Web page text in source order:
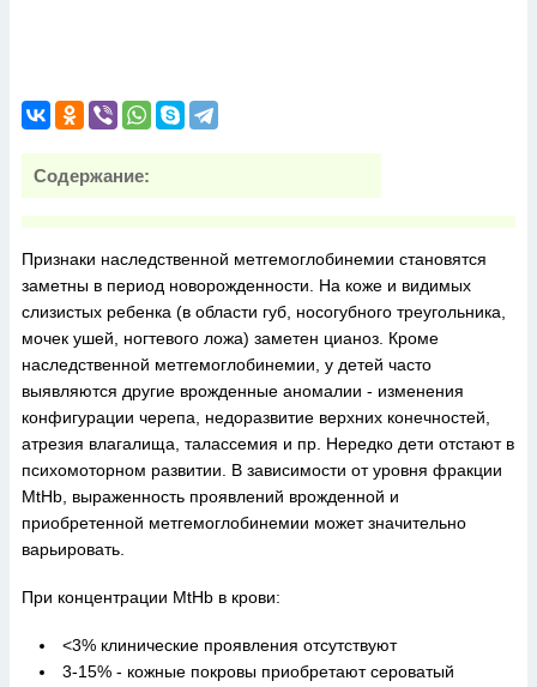
Содержание:
Признаки наследственной метгемоглобинемии становятся
заметны в период новорожденности. На коже и видимых
слизистых ребенка (в области губ, носогубного треугольника,
мочек ушей, ногтевого ложа) заметен цианоз. Кроме
наследственной метгемоглобинемии, у детей часто
выявляются другие врожденные аномалии - изменения
конфигурации черепа, недоразвитие верхних конечностей,
атрезия влагалища, талассемия и пр. Нередко дети отстают в
психомоторном развитии. В зависимости от уровня фракции
MtHb, выраженность проявлений врожденной и
приобретенной метгемоглобинемии может значительно
варьировать.
При концентрации MtHb в крови:
<3% клинические проявления отсутствуют
3-15% - кожные покровы приобретают сероватый